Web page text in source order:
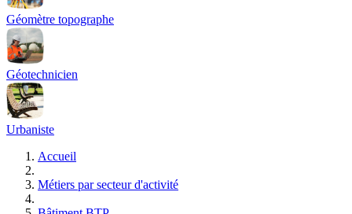
Géomètre topographe
Géotechnicien
Urbaniste
Accueil
Métiers par secteur d'activité